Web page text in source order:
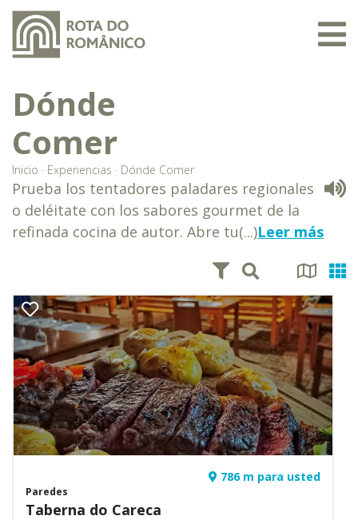
Dónde
Comer
Inicio · Experiencias · Dónde Comer
Prueba los tentadores paladares regionales
o deléitate con los sabores gourmet de la
refinada cocina de autor. Abre tu(...)Leer más
786 m para usted
Paredes
Taberna do Careca